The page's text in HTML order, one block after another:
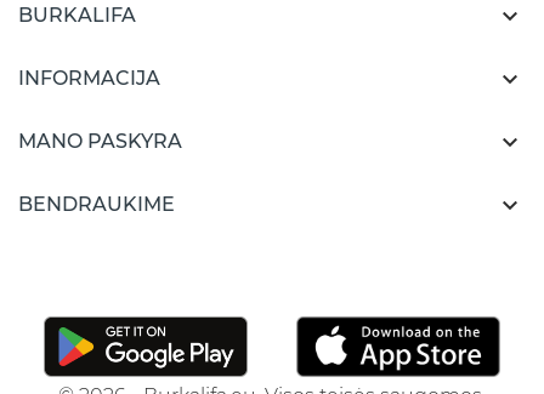
BURKALIFA 
INFORMACIJA 
MANO PASKYRA 
BENDRAUKIME 